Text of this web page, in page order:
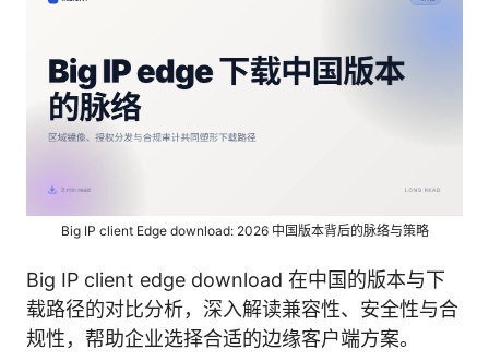
Big IP client Edge download: 2026 中国版本背后的脉络与策略
Big IP client edge download 在中国的版本与下
载路径的对比分析，深入解读兼容性、安全性与合
规性，帮助企业选择合适的边缘客户端方案。